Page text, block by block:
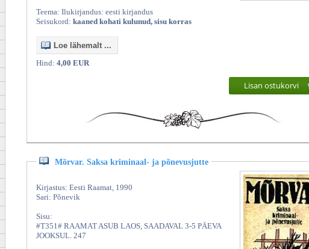
Teema: Ilukirjandus: eesti kirjandus
Seisukord: kaaned kohati kulunud, sisu korras
Loe lähemalt ...
Hind: 4,00 EUR
Lisan ostukorvi
Mõrvar. Saksa kriminaal- ja põnevusjutte
Kirjastus: Eesti Raamat, 1990
Sari: Põnevik
Sisu:
#T351# RAAMAT ASUB LAOS, SAADAVAL 3-5 PÄEVA
JOOKSUL. 247